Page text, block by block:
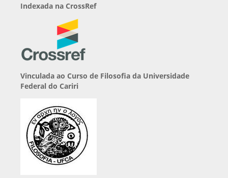
Indexada na CrossRef
Vinculada ao Curso de Filosofia da Universidade
Federal do Cariri